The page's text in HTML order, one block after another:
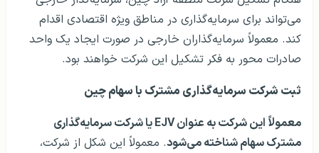
می‌تواند برای سرمایه‌گذاری در مناطق ویژه اقتصادی اقدام
کند. معمولاً سرمایه‌گذاران خارجی در صورت ایجاد یک واحد
صادرات محور به فکر تشکیل این شرکت خواهند بود.
ثبت شرکت سرمایه‌گذاری مشترک با سهام چین
معمولاً این شرکت به عنوان EJV یا شرکت سرمایه‌گذاری
مشترک سهام شناخته می‌شود. معمولاً این شکل از شرکت،